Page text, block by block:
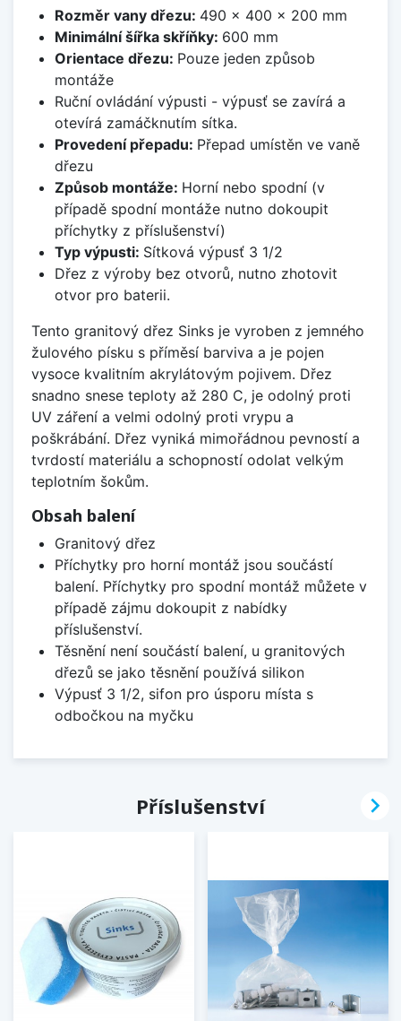
Rozměr vany dřezu: 490 x 400 x 200 mm
Minimální šířka skříňky: 600 mm
Orientace dřezu: Pouze jeden způsob
montáže
Ruční ovládání výpusti - výpusť se zavírá a
otevírá zamáčknutím sítka.
Provedení přepadu: Přepad umístěn ve vaně
dřezu
Způsob montáže: Horní nebo spodní (v
případě spodní montáže nutno dokoupit
příchytky z příslušenství)
Typ výpusti: Sítková výpusť 3 1/2
Dřez z výroby bez otvorů, nutno zhotovit
otvor pro baterii.
Tento granitový dřez Sinks je vyroben z jemného
žulového písku s příměsí barviva a je pojen
vysoce kvalitním akrylátovým pojivem. Dřez
snadno snese teploty až 280 C, je odolný proti
UV záření a velmi odolný proti vrypu a
poškrábání. Dřez vyniká mimořádnou pevností a
tvrdostí materiálu a schopností odolat velkým
teplotním šokům.
Obsah balení
Granitový dřez
Příchytky pro horní montáž jsou součástí
balení. Příchytky pro spodní montáž můžete v
případě zájmu dokoupit z nabídky
příslušenství.
Těsnění není součástí balení, u granitových
dřezů se jako těsnění používá silikon
Výpusť 3 1/2, sifon pro úsporu místa s
odbočkou na myčku
Příslušenství 